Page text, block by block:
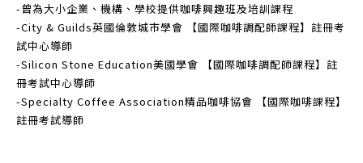
-曾為大小企業、機構、學校提供咖啡興趣班及培訓課程
-City & Guilds英國倫敦城市學會 【國際咖啡調配師課程】註冊考
試中心導師
-Silicon Stone Education美國學會 【國際咖啡調配師課程】註
冊考試中心導師
-Specialty Coffee Association精品咖啡協會 【國際咖啡課程】
註冊考試導師